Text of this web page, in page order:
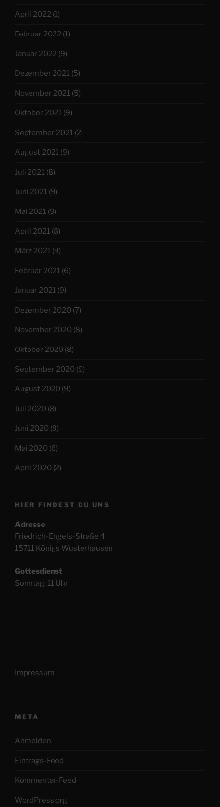
April 2022 (1)
Februar 2022 (1)
Januar 2022 (9)
Dezember 2021 (5)
November 2021 (5)
Oktober 2021 (9)
September 2021 (2)
August 2021 (9)
Juli 2021 (8)
Juni 2021 (9)
Mai 2021 (9)
April 2021 (8)
März 2021 (9)
Februar 2021 (6)
Januar 2021 (9)
Dezember 2020 (7)
November 2020 (8)
Oktober 2020 (8)
September 2020 (9)
August 2020 (9)
Juli 2020 (8)
Juni 2020 (9)
Mai 2020 (6)
April 2020 (2)
HIER FINDEST DU UNS
Adresse
Friedrich-Engels-Straße 4
15711 Königs Wusterhausen
Gottesdienst
Sonntag: 11 Uhr
Impressum
META
Anmelden
Eintrags-Feed
Kommentar-Feed
WordPress.org